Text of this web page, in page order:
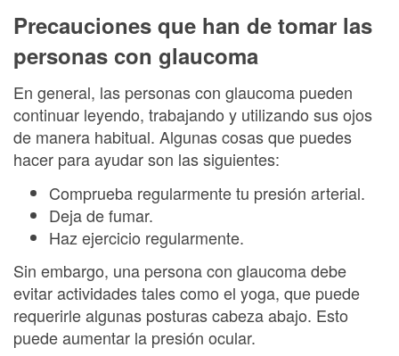
Precauciones que han de tomar las
personas con glaucoma
En general, las personas con glaucoma pueden
continuar leyendo, trabajando y utilizando sus ojos
de manera habitual. Algunas cosas que puedes
hacer para ayudar son las siguientes:
Comprueba regularmente tu presión arterial.
Deja de fumar.
Haz ejercicio regularmente.
Sin embargo, una persona con glaucoma debe
evitar actividades tales como el yoga, que puede
requerirle algunas posturas cabeza abajo. Esto
puede aumentar la presión ocular.